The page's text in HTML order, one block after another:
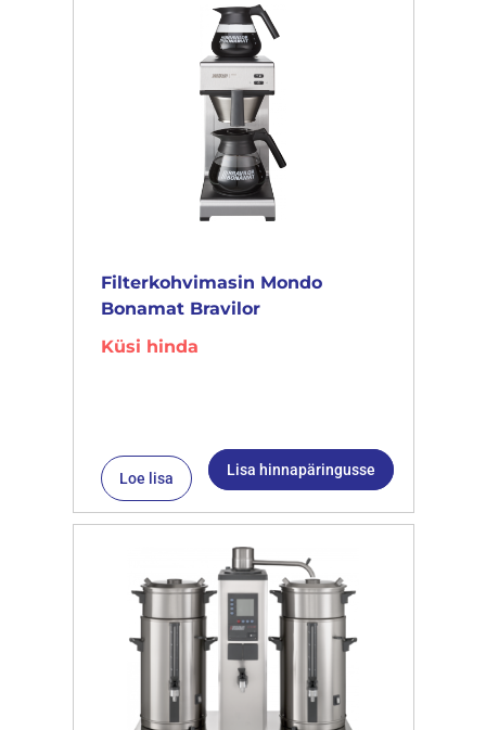
Filterkohvimasin Mondo
Bonamat Bravilor
Küsi hinda
Loe lisa Lisa hinnapäringusse